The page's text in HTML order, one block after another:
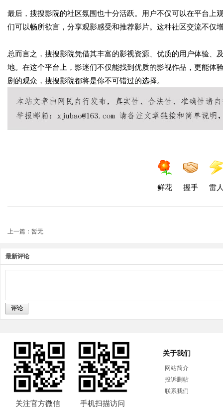
最后，搜搜影院的社区氛围也十分活跃。用户不仅可以在平台上
们可以畅所欲言，分享观影感受和推荐影片。这种社区交流不仅
总而言之，搜搜影院凭借其丰富的影视资源、优质的用户体验
地。在这个平台上，影迷们不仅能找到优质的影视作品，更能体
剧的观众，搜搜影院都将是你不可错过的选择。
鲜花 握手 雷
上一篇：暂无
最新评论
评论
关注官方微信 手机扫描访问
关于我们
网站简介
投诉删帖
联系我们